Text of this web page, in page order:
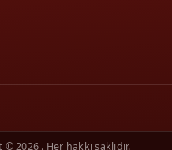
2026 . Her hakkı saklıdır.